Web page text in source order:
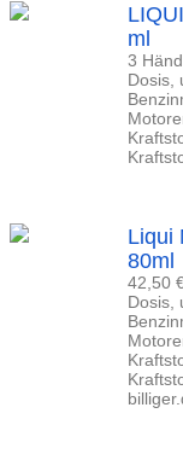
ml
3
Dosis,
Liqui
80ml
42,50
Dosis,